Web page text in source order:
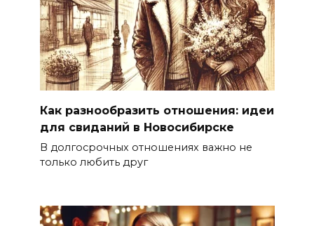
Как разнообразить отношения: идеи
для свиданий в Новосибирске
В долгосрочных отношениях важно не
только любить друг